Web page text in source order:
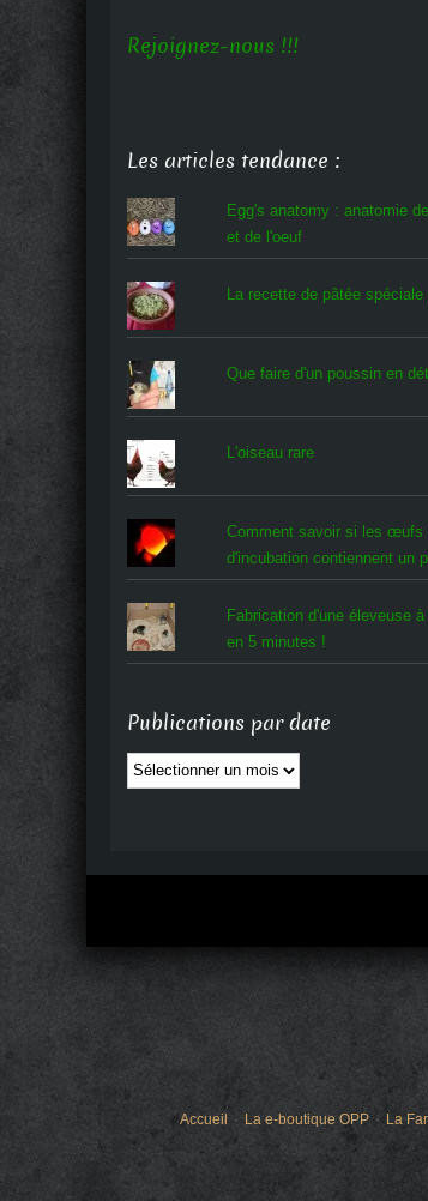
Rejoignez-nous !!!
Les articles tendance :
Egg's anatomy : anatomie
et de l'oeuf
La recette de pâtée spéciale
Que faire d'un poussin en
L'oiseau rare
Comment savoir si les œufs
d'incubation contiennent un
Fabrication d'une éleveuse
en 5 minutes !
Publications par date
Publications
par
Accueil La e-boutique OPP La